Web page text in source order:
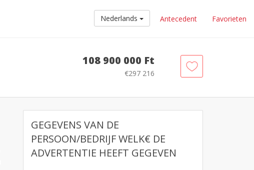
Nederlands Antecedent Favorieten
108 900 000 Ft
€297 216
GEGEVENS VAN DE
PERSOON/BEDRIJF WELK€ DE
ADVERTENTIE HEEFT GEGEVEN